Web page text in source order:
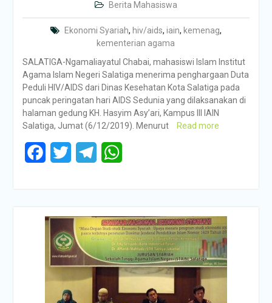
Berita Mahasiswa
Ekonomi Syariah, hiv/aids, iain, kemenag,
kementerian agama
SALATIGA-Ngamaliayatul Chabai, mahasiswi Islam Institut
Agama Islam Negeri Salatiga menerima penghargaan Duta
Peduli HIV/AIDS dari Dinas Kesehatan Kota Salatiga pada
puncak peringatan hari AIDS Sedunia yang dilaksanakan di
halaman gedung KH. Hasyim Asy’ari, Kampus III IAIN
Salatiga, Jumat (6/12/2019). Menurut
Read more
Facebook
Twitter Telegram